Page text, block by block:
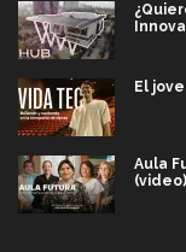
El
Aula
(video)